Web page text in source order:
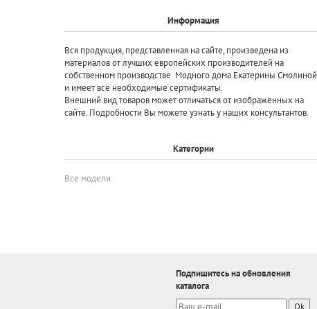
Информация
Вся продукция, представленная на сайте, произведена из
материалов от лучших европейских производителей на
собственном производстве Модного дома Екатерины Смолиной
и имеет все необходимые сертификаты.
Внешний вид товаров может отличаться от изображенных на
сайте. Подробности Вы можете узнать у наших консультантов.
Категории
Все модели
Подпишитесь на обновления
каталога
Ok